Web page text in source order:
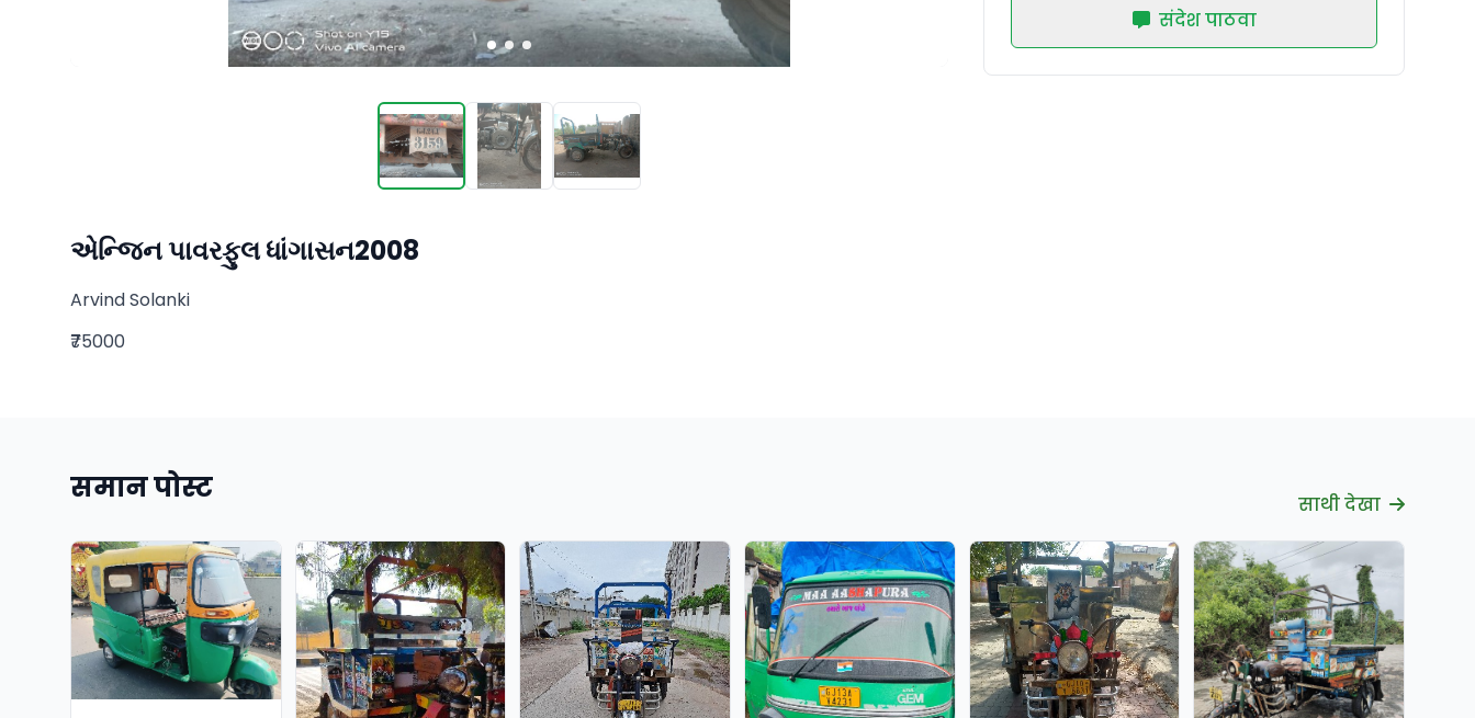
એન્જિન પાવરફુલ ધાંગાસન2008
Arvind Solanki
₹75000
संदेश पाठवा
समान पोस्ट साथी देखा